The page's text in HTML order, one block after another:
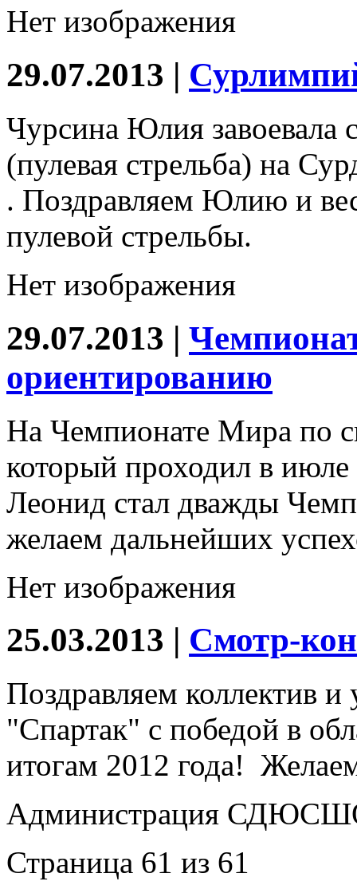
Нет изображения
29.07.2013 |
Чурсина Юлия
(пулевая стрельба) на
. Поздравляем Юлию и
пулевой стрельбы.
Нет изображения
29.07.2013 |
ориентированию
На Чемпионате Мира по
который проходил в
Леонид стал дважды
желаем дальнейших
Нет изображения
25.03.2013 | Смотр-
Поздравляем
"Спартак" с победой в
итогам 2012 года!
Администрация
Страница 61 из 61